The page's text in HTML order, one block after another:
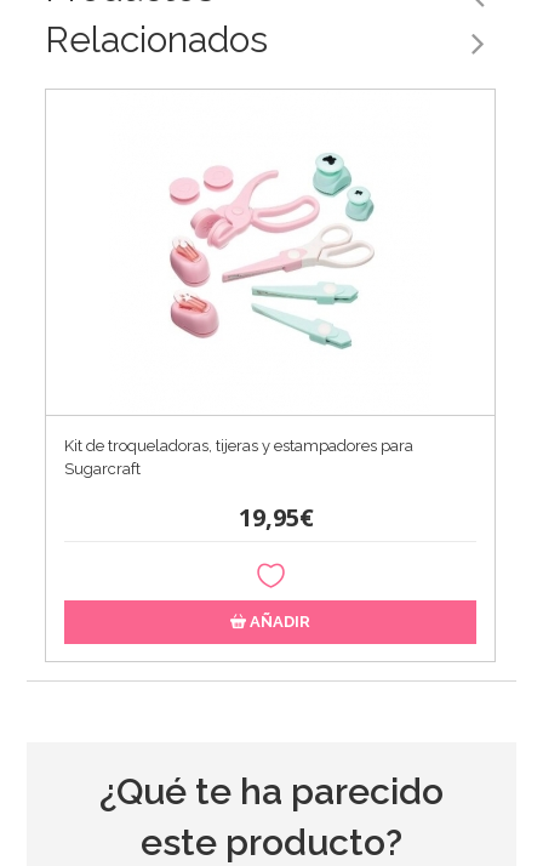
Relacionados
Kit de troqueladoras, tijeras y estampadores para
Sugarcraft
19,95€
AÑADIR
¿Qué te ha parecido
este producto?